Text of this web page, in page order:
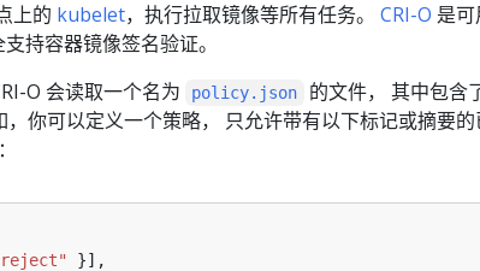
上的 kubelet，执行拉取镜像等所有任务。 CRI-O 是
持容器镜像签名验证。
O 会读取一个名为
policy.json
的文件， 其中包含
你可以定义一个策略， 只允许带有以下标记或摘要
：